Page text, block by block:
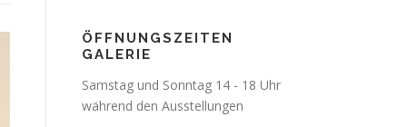
ÖFFNUNGSZEITEN
GALERIE
Samstag und Sonntag 14 - 18 Uhr
während den Ausstellungen